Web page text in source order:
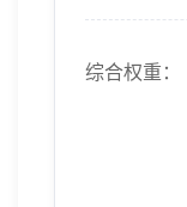
综合权重：